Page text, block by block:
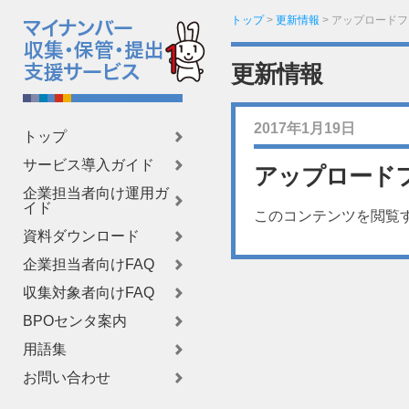
トップ
サービス導入ガイド
企業担当者向け運用ガ
イド
資料ダウンロード
企業担当者向けFAQ
収集対象者向けFAQ
BPOセンタ案内
用語集
お問い合わせ
トップ> 更新情報 > アップロード
更新情報
2017年1月19日
アップロード
このコンテンツを閲